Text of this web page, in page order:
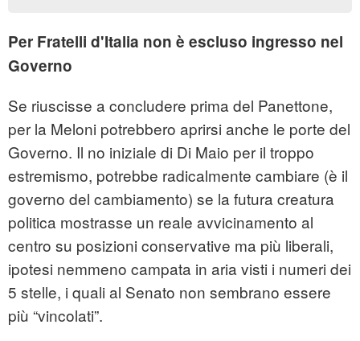
Per Fratelli d'Italia non è escluso ingresso nel
Governo
Se riuscisse a concludere prima del Panettone,
per la Meloni potrebbero aprirsi anche le porte del
Governo. Il no iniziale di Di Maio per il troppo
estremismo, potrebbe radicalmente cambiare (è il
governo del cambiamento) se la futura creatura
politica mostrasse un reale avvicinamento al
centro su posizioni conservative ma più liberali,
ipotesi nemmeno campata in aria visti i numeri dei
5 stelle, i quali al Senato non sembrano essere
più “vincolati”.